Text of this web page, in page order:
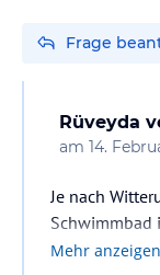
Frage
Rüveyda
am 14.
Je nach
Schwimmbad
ist es jedoch
Mehr anzeigen